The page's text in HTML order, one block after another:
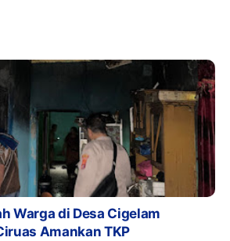
Warga di Desa Cigelam
Amankan TKP